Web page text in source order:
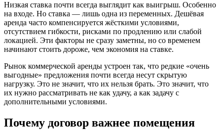
Низкая ставка почти всегда выглядит как выигрыш. Особенно
на входе. Но ставка — лишь одна из переменных. Дешёвая
аренда часто компенсируется жёсткими условиями,
отсутствием гибкости, рисками по продлению или слабой
локацией. Эти факторы не сразу заметны, но со временем
начинают стоить дороже, чем экономия на ставке.
Рынок коммерческой аренды устроен так, что редкие «очень
выгодные» предложения почти всегда несут скрытую
нагрузку. Это не значит, что их нельзя брать. Это значит, что
их нужно рассматривать не как удачу, а как задачу с
дополнительными условиями.
Почему договор важнее помещения